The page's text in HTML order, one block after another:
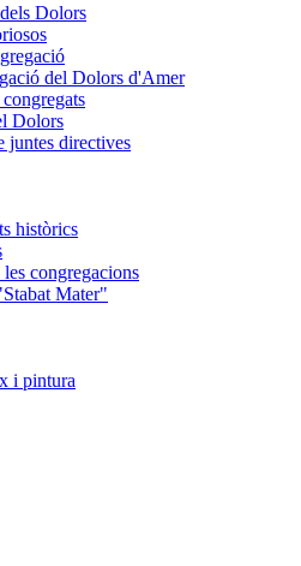
Dolors
del Dolors d'Amer
Dolors
juntes directives
històrics
congregacions
Mater"
i pintura